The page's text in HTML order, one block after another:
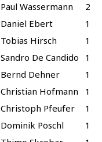
Paul Wassermann
2
Daniel Ebert
1
Tobias Hirsch
1
Sandro De Candido
1
Bernd Dehner
1
Christian Hofmann
1
Christoph Pfeufer
1
Dominik Pöschl
1